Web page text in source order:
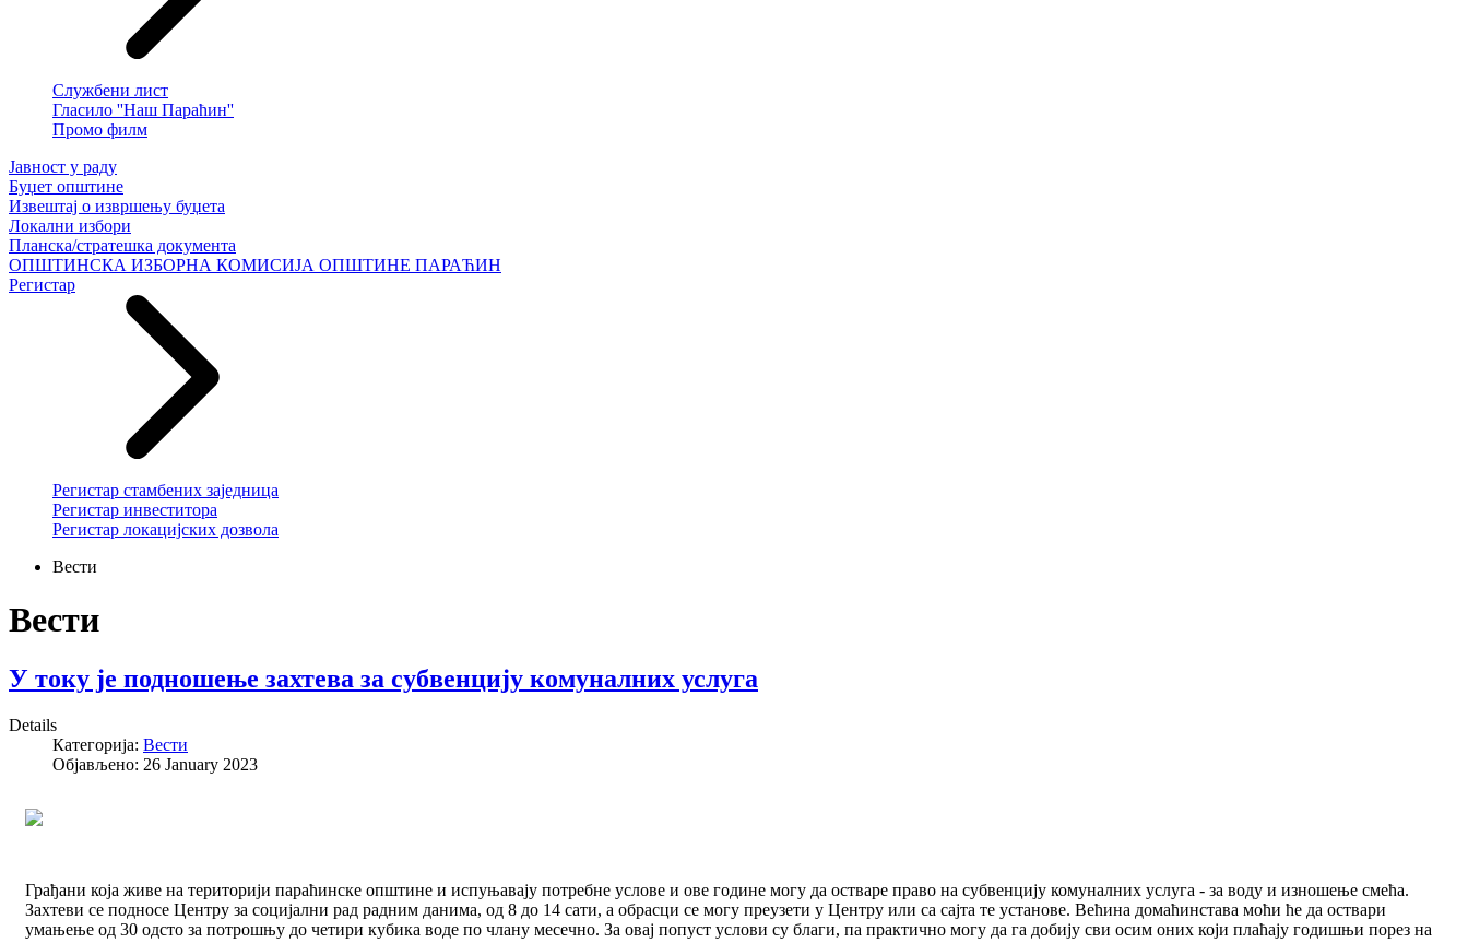
Службени лист
Гласило ''Наш Параћин''
Промо филм
Јавност у раду
Буџет општине
Извештај о извршењу буџета
Локални избори
Планска/стратешка документа
ОПШТИНСКА ИЗБОРНА КОМИСИЈА ОПШТИНЕ ПАРАЋИН
Регистар
Регистар стамбених заједница
Регистар инвеститора
Регистар локацијских дозвола
Вести
Вести
У току је подношење захтева за субвенцију комуналних услуга
Details
Категорија: Вести
Објављено: 26 January 2023
Грађани која живе на територији параћинске општине и испуњавају потребне услове и ове године могу да остваре право на субвенцију комуналних услуга - за воду и изношење смећа.
Захтеви се подносе Центру за социјални рад радним данима, од 8 до 14 сати, а обрасци се могу преузети у Центру или са сајта те установе. Већина домаћинстава моћи ће да оствари
умањење од 30 одсто за потрошњу до четири кубика воде по члану месечно. За овај попуст услови су благи, па практично могу да га добију сви осим оних који плаћају годишњи порез на